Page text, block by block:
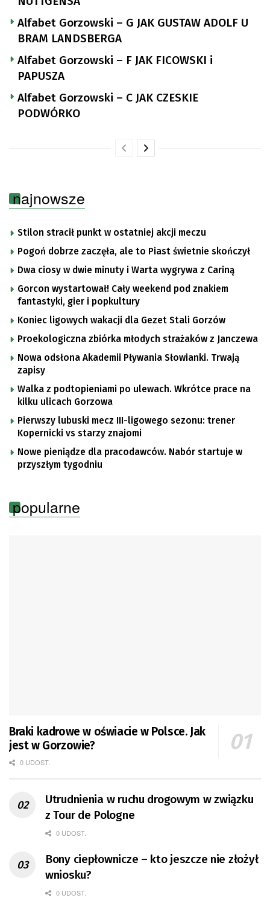
Alfabet Gorzowski – G JAK GUSTAW ADOLF U
BRAM LANDSBERGA
Alfabet Gorzowski – F JAK FICOWSKI i
PAPUSZA
Alfabet Gorzowski – C JAK CZESKIE
PODWÓRKO
najnowsze
Stilon stracił punkt w ostatniej akcji meczu
Pogoń dobrze zaczęła, ale to Piast świetnie skończył
Dwa ciosy w dwie minuty i Warta wygrywa z Cariną
Gorcon wystartował! Cały weekend pod znakiem
fantastyki, gier i popkultury
Koniec ligowych wakacji dla Gezet Stali Gorzów
Proekologiczna zbiórka młodych strażaków z Janczewa
Nowa odsłona Akademii Pływania Słowianki. Trwają
zapisy
Walka z podtopieniami po ulewach. Wkrótce prace na
kilku ulicach Gorzowa
Pierwszy lubuski mecz III-ligowego sezonu: trener
Kopernicki vs starzy znajomi
Nowe pieniądze dla pracodawców. Nabór startuje w
przyszłym tygodniu
popularne
Braki kadrowe w oświacie w Polsce. Jak
jest w Gorzowie?
0 UDOST.
Utrudnienia w ruchu drogowym w związku
z Tour de Pologne
0 UDOST.
Bony ciepłownicze – kto jeszcze nie złożył
wniosku?
0 UDOST.